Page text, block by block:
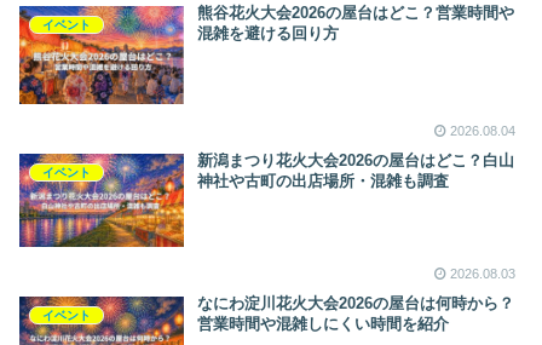
イベント
熊谷花火大会2026の屋台はどこ？営業時間や
混雑を避ける回り方
2026.08.04
イベント
新潟まつり花火大会2026の屋台はどこ？白山
神社や古町の出店場所・混雑も調査
2026.08.03
イベント
なにわ淀川花火大会2026の屋台は何時から？
営業時間や混雑しにくい時間を紹介